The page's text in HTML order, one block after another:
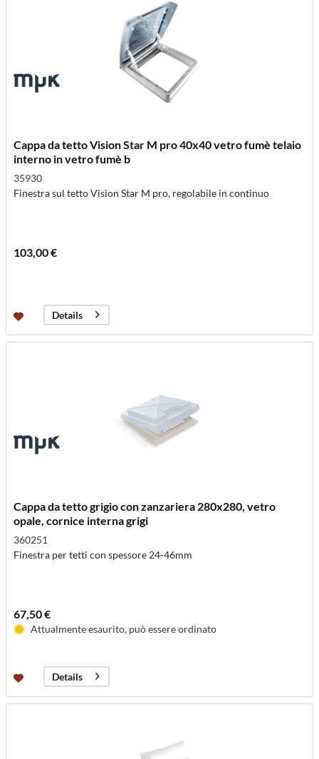
Cappa da tetto Vision Star M pro 40x40 vetro fumè telaio
interno in vetro fumè b
35930
Finestra sul tetto Vision Star M pro, regolabile in continuo
103,00 €
Details
Cappa da tetto grigio con zanzariera 280x280, vetro
opale, cornice interna grigi
360251
Finestra per tetti con spessore 24-46mm
67,50 €
Attualmente esaurito, può essere ordinato
Details